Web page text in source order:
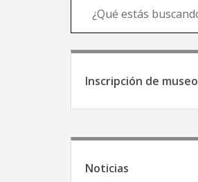
Inscripción de museo
Noticias